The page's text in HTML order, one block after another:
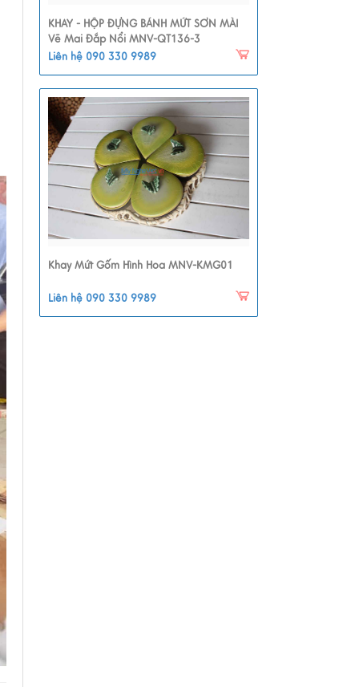
KHAY - HỘP ĐỰNG BÁNH MỨT SƠN MÀI
Vẽ Mai Đắp Nổi MNV-QT136-3
Liên hệ 090 330 9989
Khay Mứt Gốm Hình Hoa MNV-KMG01
Liên hệ 090 330 9989